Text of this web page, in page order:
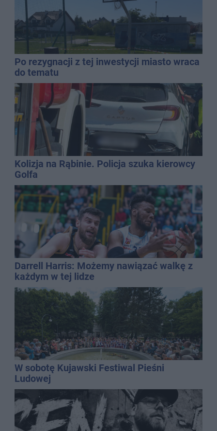
Po rezygnacji z tej inwestycji miasto wraca
do tematu
Kolizja na Rąbinie. Policja szuka kierowcy
Golfa
Darrell Harris: Możemy nawiązać walkę z
każdym w tej lidze
W sobotę Kujawski Festiwal Pieśni
Ludowej